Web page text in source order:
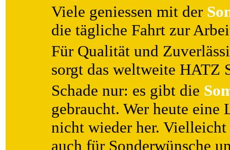
Viele geniessen mit der
die tägliche Fahrt zur
Für Qualität und
sorgt das weltweite HATZ
Schade nur: es gibt die
gebraucht. Wer heute eine
nicht wieder her.
auch für Sonderwünsche